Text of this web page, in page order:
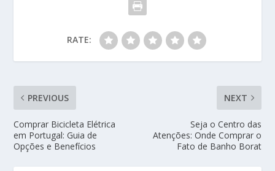
RATE:
PREVIOUS
Comprar Bicicleta Elétrica
em Portugal: Guia de
Opções e Benefícios
NEXT
Seja o Centro das
Atenções: Onde Comprar o
Fato de Banho Borat